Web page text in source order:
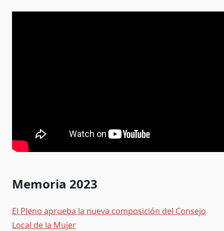
Memoria 2023
El Pleno aprueba la nueva composición del Consejo
Local de la Mujer